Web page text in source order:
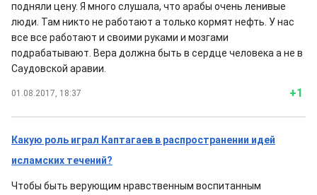
подняли цену. Я много слушала, что арабы очень ленивые
люди. Там никто не работают а только кормят нефть. У нас
все все работают и своими руками и мозгами
подрабатывают. Вера должна быть в сердце человека а не в
Саудовской аравии.
01.08.2017, 18:37 +1
Какую роль играл Каптагаев в распространении идей
исламских течений?
Чтобы быть верующим нравственным воспитанным